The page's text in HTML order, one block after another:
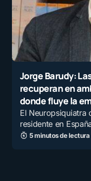
Jorge Barudy:
recuperan en
donde fluye la
El Neuropsiquiatra
residente en
5 minutos de lectura